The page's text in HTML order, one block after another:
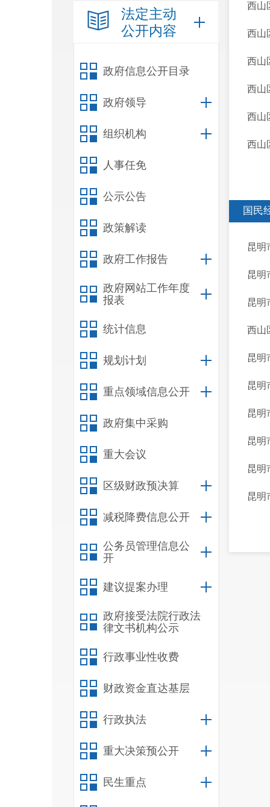
法定主动
公开内容
政府信息公开目录
政府领导
组织机构
人事任免
公示公告
政策解读
政府工作报告
政府网站工作年度
报表
统计信息
规划计划
重点领域信息公开
政府集中采购
重大会议
区级财政预决算
减税降费信息公开
公务员管理信息公
开
建议提案办理
政府接受法院行政法
律文书机构公示
行政事业性收费
财政资金直达基层
行政执法
重大决策预公开
民生重点
西山
西山
西山
西山
西山
西山
国民
昆明
昆明
昆明
西山
昆明
昆明
昆明
昆明
昆明
昆明